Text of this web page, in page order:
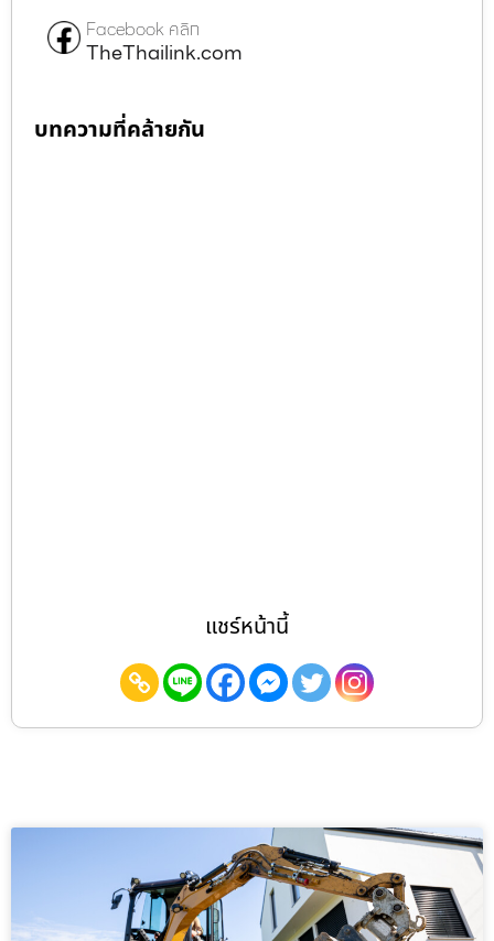
Facebook คลิก
TheThailink.com
บทความที่คล้ายกัน
แชร์หน้านี้